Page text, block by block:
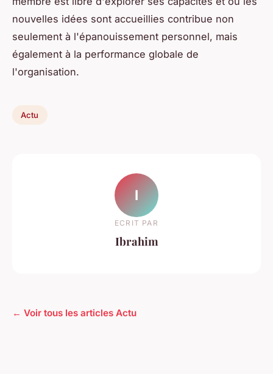
nouvelles idées sont accueillies contribue non
seulement à l'épanouissement personnel, mais
également à la performance globale de
l'organisation.
Actu
I
ECRIT PAR
Ibrahim
← Voir tous les articles Actu